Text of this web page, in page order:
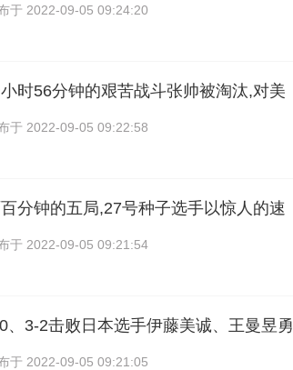
于 2022-09-05 09:24:20
时56分钟的艰苦战斗张帅被淘汰,对美
于 2022-09-05 09:22:58
分钟的五局,27号种子选手以惊人的速
于 2022-09-05 09:21:54
、3-2击败日本选手伊藤美诚、王曼昱勇
于 2022-09-05 09:21:05